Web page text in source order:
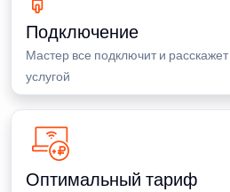
Подключение
Мастер все подключит и
услугой
Оптимальный тариф